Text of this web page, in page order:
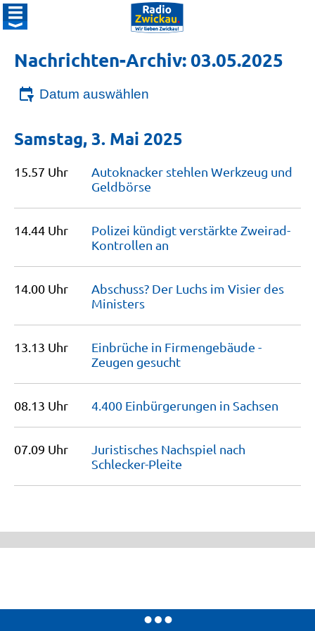
Nachrichten-Archiv: 03.05.2025
Datum auswählen
Samstag, 3. Mai 2025
15.57 Uhr
Autoknacker stehlen Werkzeug und
Geldbörse
14.44 Uhr
Polizei kündigt verstärkte Zweirad-
Kontrollen an
14.00 Uhr
Abschuss? Der Luchs im Visier des
Ministers
13.13 Uhr
Einbrüche in Firmengebäude -
Zeugen gesucht
08.13 Uhr 4.400 Einbürgerungen in Sachsen
07.09 Uhr
Juristisches Nachspiel nach
Schlecker-Pleite